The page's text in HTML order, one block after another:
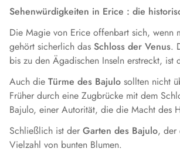
Sehenwürdigkeiten in Erice : die
Die Magie von Erice offenbart sich, wenn
gehört sicherlich das Schloss der Venus.
bis zu den Ägadischen Inseln erstreckt, ist
Auch die Türme des Bajulo sollten nicht
Früher durch eine Zugbrücke mit dem
Bajulo, einer Autorität, die die Macht des
Schließlich ist der Garten des Bajulo, der
Vielzahl von bunten Blumen.